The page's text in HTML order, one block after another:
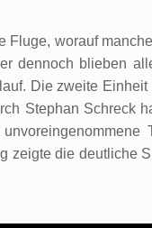
Fluge, worauf
dennoch blieben
Die zweite
Stephan Schreck
zeigte die